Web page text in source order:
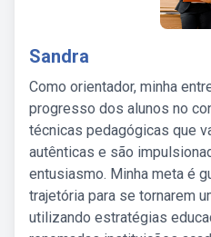
Sandra
Como orientador, minha
progresso dos alunos no
técnicas pedagógicas que
autênticas e são
entusiasmo. Minha meta é
trajetória para se tornarem
utilizando estratégias